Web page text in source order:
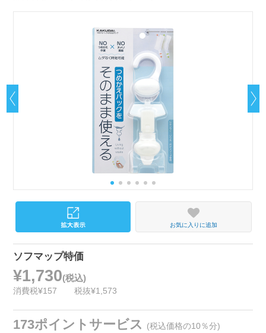
お気に入りに追加
ソフマップ特価
¥1,730(税込)
消費税¥157 税抜¥1,573
173ポイントサービス (税込価格の10％分)